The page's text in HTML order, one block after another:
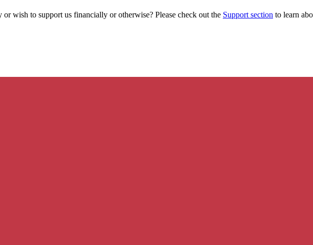
wish to support us financially or otherwise? Please check out the Support section to learn